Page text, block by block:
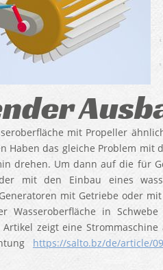
mit Propeller
das gleiche Problem mit
drehen. Um dann auf die für
mit den Einbau eines
mit Getriebe oder
Wasseroberfläche in
zeigt eine
https://salto.bz/de/article/